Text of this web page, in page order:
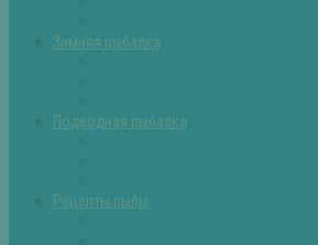
Зимняя рыбалка
Подводная рыбалка
Рецепты рыбы